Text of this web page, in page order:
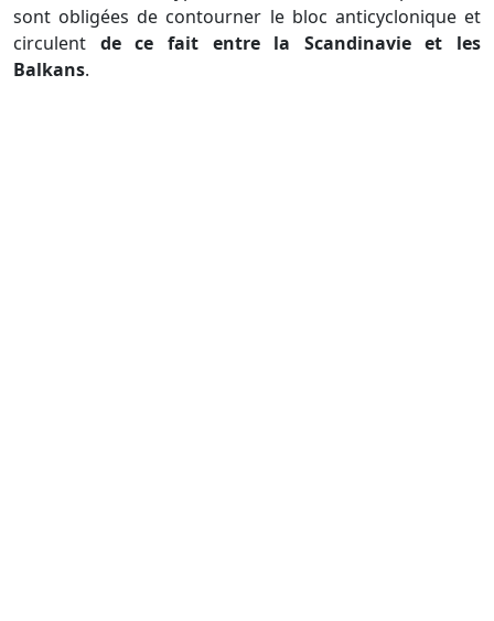
sont obligées de contourner le bloc anticyclonique et
circulent de ce fait entre la Scandinavie et les
Balkans.